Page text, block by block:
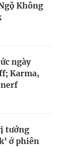
Không
ngày
Karma,
nerf
tướng
ở phiên